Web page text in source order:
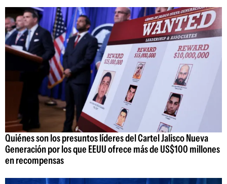
Quiénes son los presuntos líderes del Cartel Jalisco Nueva
Generación por los que EEUU ofrece más de US$100 millones
en recompensas